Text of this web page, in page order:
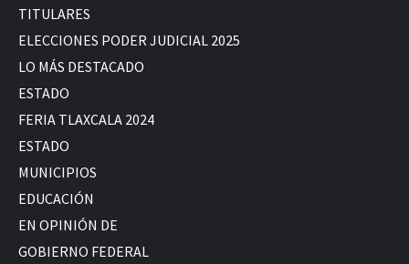
TITULARES
ELECCIONES PODER JUDICIAL 2025
LO MÁS DESTACADO
ESTADO
FERIA TLAXCALA 2024
ESTADO
MUNICIPIOS
EDUCACIÓN
EN OPINIÓN DE
GOBIERNO FEDERAL